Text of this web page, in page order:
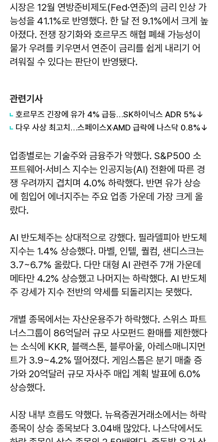
시장은 12월 연방준비제도(Fed·연준)의 금리 인상 가
능성을 41.1%로 반영했다. 한 달 전 9.1%에서 크게 높
아졌다. 전쟁 장기화와 호르무즈 해협 폐쇄 가능성이
물가 우려를 키우면서 연준이 금리를 쉽게 내리기 어
려워질 수 있다는 판단이 반영됐다.
관련기사
호르무즈 긴장에 유가 4% 급등…SK하이닉스 ADR 5%↓
다우 사상 최고치…스페이스X·AMD 급락에 나스닥 0.8%↓
업종별로는 기술주와 금융주가 약했다. S&P500 소
프트웨어·서비스 지수는 인공지능(AI) 전환에 따른 경
쟁 우려까지 겹치며 4.0% 하락했다. 반면 유가 상승
에 힘입어 에너지주는 주요 업종 가운데 가장 크게 올
랐다.
AI 반도체주는 상대적으로 강했다. 필라델피아 반도체
지수는 1.4% 상승했다. 마벨, 인텔, 퀄컴, 샌디스크는
3.7~6.7% 올랐다. 다만 대형 AI 관련주 7개 가운데
메타만 4.2% 상승했고 나머지는 하락했다. AI 반도체
주 강세가 지수 전반의 약세를 되돌리지는 못했다.
개별 종목에서는 자산운용주가 하락했다. 스위스 파트
너스그룹이 86억달러 규모 사모펀드 환매를 제한했다
는 소식에 KKR, 블랙스톤, 블루아울, 아레스매니지먼
트가 3.9~4.2% 떨어졌다. 게임스톱은 분기 매출 증
가와 20억달러 규모 자사주 매입 계획 발표에 6.0%
상승했다.
시장 내부 흐름도 약했다. 뉴욕증권거래소에서는 하락
종목이 상승 종목보다 3.04배 많았다. 나스닥에서도